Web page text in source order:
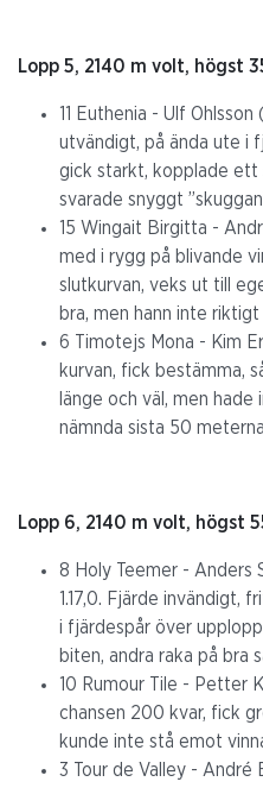
Lopp 5, 2140 m volt, högst
11 Euthenia - Ulf
utvändigt, på ända ute i
gick starkt, kopplade
svarade snyggt
15 Wingait Birgitta -
med i rygg på blivande
slutkurvan, veks ut till
bra, men hann inte
6 Timotejs Mona - Kim
kurvan, fick bestämma,
länge och väl, men
nämnda sista 50
Lopp 6, 2140 m volt, högst
8 Holy Teemer - Anders
1.17,0. Fjärde invändigt,
i fjärdespår över
biten, andra raka på bra
10 Rumour Tile - Petter
chansen 200 kvar, fick
kunde inte stå emot
3 Tour de Valley - André